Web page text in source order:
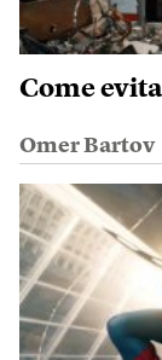
Come
Omer Bartov